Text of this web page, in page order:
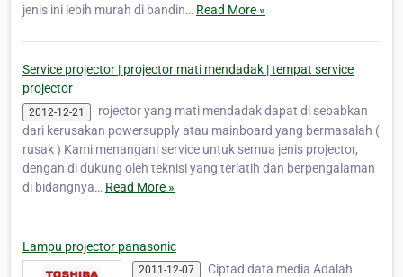
jenis ini lebih murah di bandin… Read More »
Service projector | projector mati mendadak | tempat service
projector
2012-12-21
rojector yang mati mendadak dapat di sebabkan
dari kerusakan powersupply atau mainboard yang bermasalah (
rusak ) Kami menangani service untuk semua jenis projector,
dengan di dukung oleh teknisi yang terlatih dan berpengalaman
di bidangnya… Read More »
Lampu projector panasonic
2011-12-07
Ciptad data media Adalah